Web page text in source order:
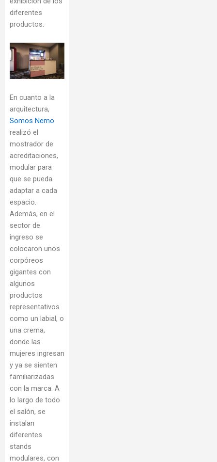
diferentes
productos.
En cuanto a la
arquitectura,
Somos Nemo
realizó el
mostrador de
acreditaciones,
modular para
que se pueda
adaptar a cada
espacio.
Además, en el
sector de
ingreso se
colocaron unos
corpóreos
gigantes con
algunos
productos
representativos
como un labial, o
una crema,
donde las
mujeres ingresan
y ya se sienten
familiarizadas
con la marca. A
lo largo de todo
el salón, se
instalan
diferentes
stands
modulares, con